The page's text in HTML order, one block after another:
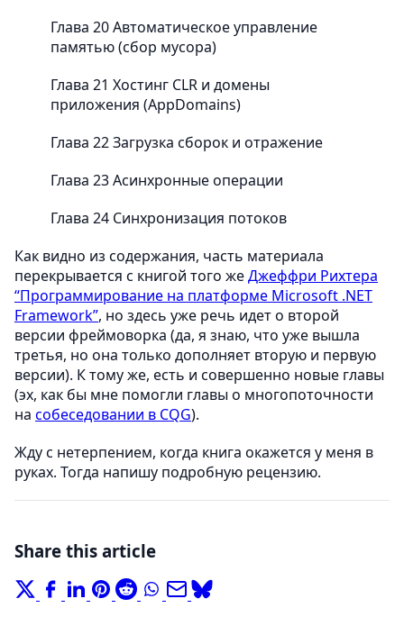
Глава 20 Автоматическое управление
памятью (сбор мусора)
Глава 21 Хостинг CLR и домены
приложения (AppDomains)
Глава 22 Загрузка сборок и отражение
Глава 23 Асинхронные операции
Глава 24 Синхронизация потоков
Как видно из содержания, часть материала
перекрывается с книгой того жеДжеффри Рихтера
“Программирование на платформе Microsoft .NET
Framework”, но здесь уже речь идет о второй
версии фреймоворка (да, я знаю, что уже вышла
третья, но она только дополняет вторую и первую
версии). К тому же, есть и совершенно новые главы
(эх, как бы мне помогли главы о многопоточности
на собеседовании в CQG).
Жду с нетерпением, когда книга окажется у меня в
руках. Тогда напишу подробную рецензию.
Share this article